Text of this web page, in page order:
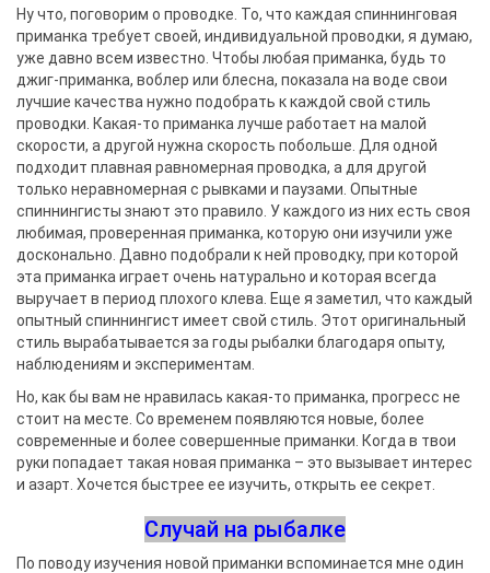
Ну что, поговорим о проводке. То, что каждая спиннинговая
приманка требует своей, индивидуальной проводки, я думаю,
уже давно всем известно. Чтобы любая приманка, будь то
джиг-приманка, воблер или блесна, показала на воде свои
лучшие качества нужно подобрать к каждой свой стиль
проводки. Какая-то приманка лучше работает на малой
скорости, а другой нужна скорость побольше. Для одной
подходит плавная равномерная проводка, а для другой
только неравномерная с рывками и паузами. Опытные
спиннингисты знают это правило. У каждого из них есть своя
любимая, проверенная приманка, которую они изучили уже
досконально. Давно подобрали к ней проводку, при которой
эта приманка играет очень натурально и которая всегда
выручает в период плохого клева. Еще я заметил, что каждый
опытный спиннингист имеет свой стиль. Этот оригинальный
стиль вырабатывается за годы рыбалки благодаря опыту,
наблюдениям и экспериментам.
Но, как бы вам не нравилась какая-то приманка, прогресс не
стоит на месте. Со временем появляются новые, более
современные и более совершенные приманки. Когда в твои
руки попадает такая новая приманка – это вызывает интерес
и азарт. Хочется быстрее ее изучить, открыть ее секрет.
Случай на рыбалке
По поводу изучения новой приманки вспоминается мне один